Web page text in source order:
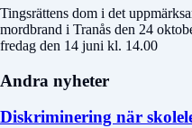
Tingsrättens dom i det
mordbrand i Tranås den 24
fredag den 14 juni kl. 14.00
Andra nyheter
Diskriminering när